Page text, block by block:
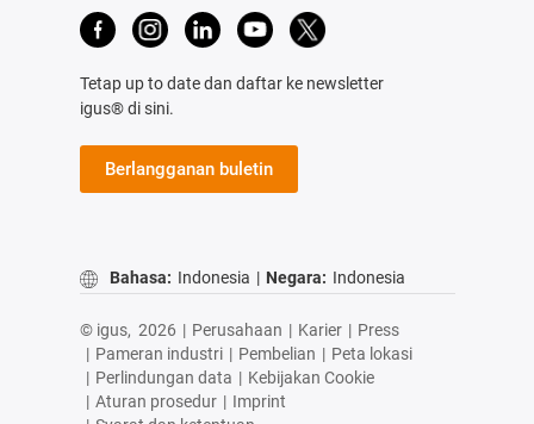
Tetap up to date dan daftar ke newsletter
igus® di sini.
Berlangganan buletin
Bahasa: Indonesia | Negara: Indonesia
© igus, 2026 | Perusahaan | Karier | Press
| Pameran industri | Pembelian | Peta lokasi
| Perlindungan data | Kebijakan Cookie
| Aturan prosedur | Imprint